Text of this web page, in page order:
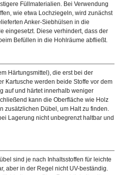
kommt üblicherweise mit einigem
Siebhülsen, Einweghandschuhe.
Füllmaterialien. Bei Verwendung
wie etwa Lochziegeln, wird zunächst
Anker-Siebhülsen in die
eingesetzt. Diese verhindert, dass der
Befüllen in die Hohlräume abfließt.
Härtungsmittel), die erst bei der
Kartusche werden beide Stoffe vor dem
auf und härtet innerhalb weniger
kann die Oberfläche wie Holz
zusätzlichen Dübel, um Halt zu finden.
Lagerung nicht unbegrenzt haltbar und
sind je nach Inhaltsstoffen für leichte
aber in der Regel nicht UV-beständig.